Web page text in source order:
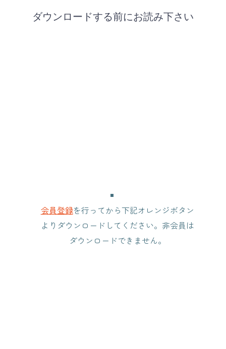
ダウンロードする前にお読み下さい
会員登録を行ってから下記オレンジボタン
よりダウンロードしてください。非会員は
ダウンロードできません。